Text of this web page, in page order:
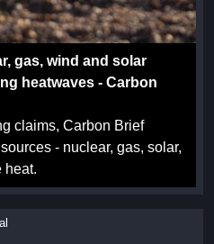
gas, wind and solar
heatwaves - Carbon
claims, Carbon Brief
- nuclear, gas, solar,
heat.